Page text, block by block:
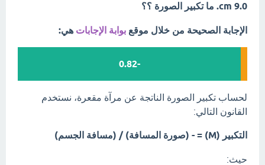
cm 9.0. ما تكبير الصورة ؟؟
الإجابة الصحيحة من خلال موقع بوابة الإجابات هي:
-0.82
لحساب تكبير الصورة الناتجة عن مرآة مقعرة، نستخدم
القانون التالي:
التكبير (M) = - (صورة المسافة) / (مسافة الجسم)
حيث: